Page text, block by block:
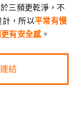
三頻更乾淨，不
，所以平常有慢
有安全感。
結